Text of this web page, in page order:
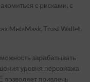
с рисками, с
MetaMask, Trust Wallet,
зарабатывать
уровня персонажа
позволяет привлечь